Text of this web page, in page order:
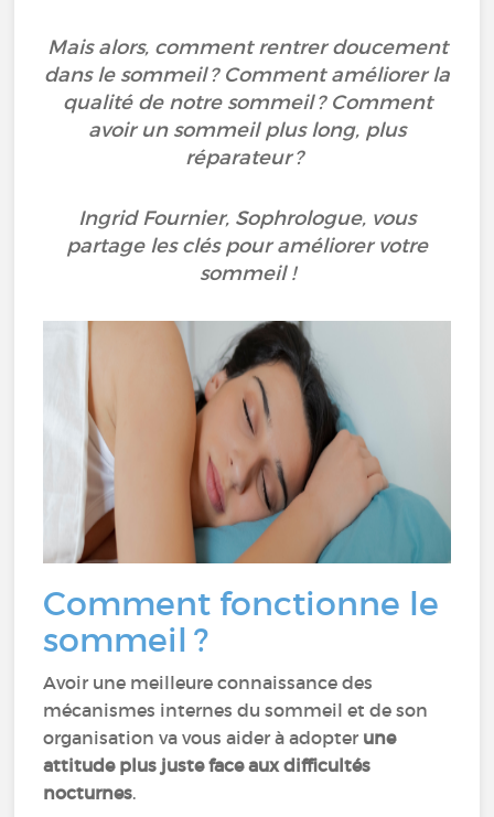
Mais alors, comment rentrer doucement
dans le sommeil ? Comment améliorer la
qualité de notre sommeil ? Comment
avoir un sommeil plus long, plus
réparateur ?
Ingrid Fournier, Sophrologue, vous
partage les clés pour améliorer votre
sommeil !
Comment fonctionne le
sommeil ?
Avoir une meilleure connaissance des
mécanismes internes du sommeil et de son
organisation va vous aider à adopter une
attitude plus juste face aux difficultés
nocturnes.